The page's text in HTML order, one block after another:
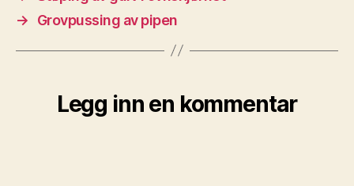
→
Grovpussing av pipen
Legg inn en kommentar